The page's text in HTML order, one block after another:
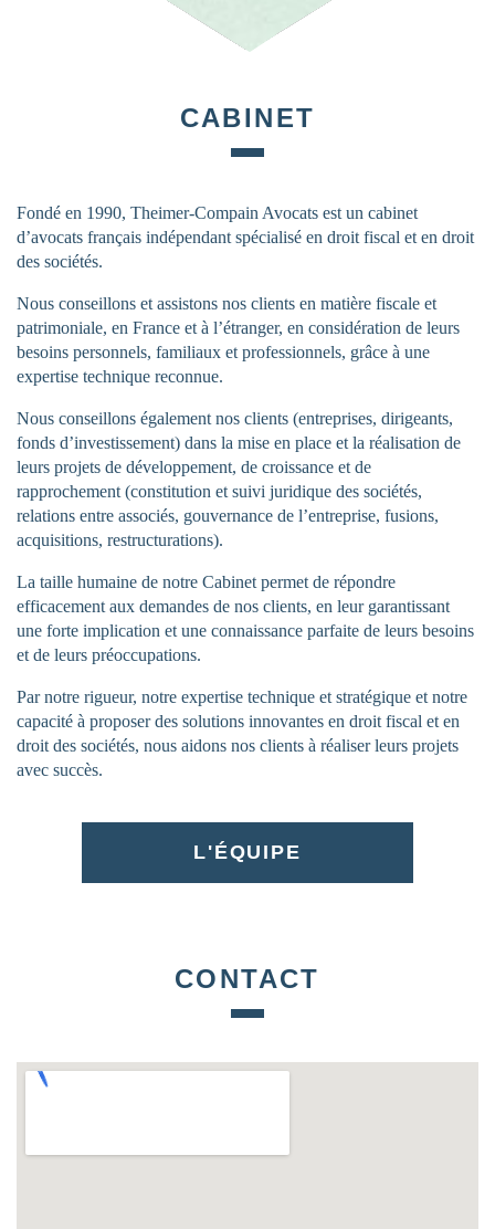
CABINET
Fondé en 1990, Theimer-Compain Avocats est un cabinet
d’avocats français indépendant spécialisé en droit fiscal et en droit
des sociétés.
Nous conseillons et assistons nos clients en matière fiscale et
patrimoniale, en France et à l’étranger, en considération de leurs
besoins personnels, familiaux et professionnels, grâce à une
expertise technique reconnue.
Nous conseillons également nos clients (entreprises, dirigeants,
fonds d’investissement) dans la mise en place et la réalisation de
leurs projets de développement, de croissance et de
rapprochement (constitution et suivi juridique des sociétés,
relations entre associés, gouvernance de l’entreprise, fusions,
acquisitions, restructurations).
La taille humaine de notre Cabinet permet de répondre
efficacement aux demandes de nos clients, en leur garantissant
une forte implication et une connaissance parfaite de leurs besoins
et de leurs préoccupations.
Par notre rigueur, notre expertise technique et stratégique et notre
capacité à proposer des solutions innovantes en droit fiscal et en
droit des sociétés, nous aidons nos clients à réaliser leurs projets
avec succès.
L'ÉQUIPE
CONTACT